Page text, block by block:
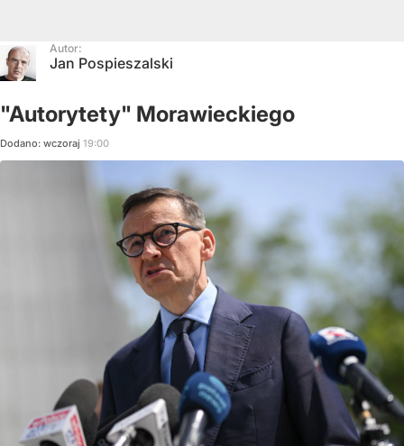
Autor:
Jan Pospieszalski
"Autorytety" Morawieckiego
Dodano: wczoraj 19:00